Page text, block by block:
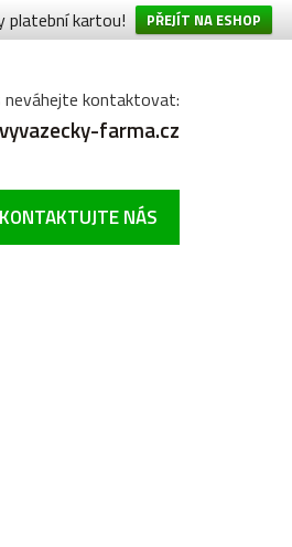
platební kartou! PŘEJÍT NA ESHOP
neváhejte kontaktovat:
farma.cz
KONTAKTUJTE NÁS